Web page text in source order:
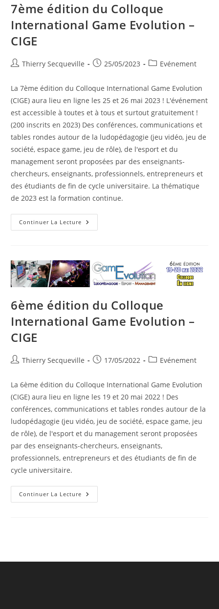
7ème édition du Colloque
International Game Evolution –
CIGE
Auteur/autrice
la
Thierry Secqueville
Publication
25/05/2023
PostEvénement
La 7ème édition du Colloque International Game Evolution
(CIGE) aura lieu en ligne les 25 et 26 mai 2023 ! L'événement
est accessible à toutes et à tous et surtout gratuitement !
(200 inscrits en 2023) Des conférences, communications et
tables rondes autour de la ludopédagogie (jeu vidéo, jeu de
société, espace game, jeu de rôle), de l'esport et du
management seront proposées par des enseignants-
chercheurs, enseignants, professionnels, entrepreneurs et
des étudiants de fin de cycle universitaire. La thématique
de 2023 est la formation continue.
Continuer La Lecture 7ème
Édition
Evolution
–
CIGE
6ème édition du Colloque
International Game Evolution –
CIGE
Auteur/autrice
la
publication :
Thierry Secqueville
Publication
17/05/2022
PostEvénement
La 6ème édition du Colloque International Game Evolution
(CIGE) aura lieu en ligne les 19 et 20 mai 2022 ! Des
conférences, communications et tables rondes autour de la
ludopédagogie (jeu vidéo, jeu de société, espace game, jeu
de rôle), de l'esport et du management seront proposées
par des enseignants-chercheurs, enseignants,
professionnels, entrepreneurs et des étudiants de fin de
cycle universitaire.
Continuer La Lecture 6ème
Édition